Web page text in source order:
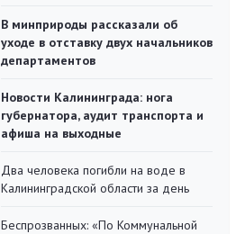
В минприроды рассказали об
уходе в отставку двух начальников
департаментов
Новости Калининграда: нога
губернатора, аудит транспорта и
афиша на выходные
Два человека погибли на воде в
Калининградской области за день
Беспрозванных: «По Коммунальной